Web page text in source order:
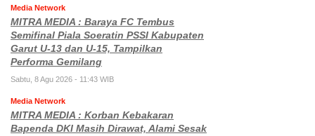
Media Network
MITRA MEDIA : Baraya FC Tembus
Semifinal Piala Soeratin PSSI Kabupaten
Garut U-13 dan U-15, Tampilkan
Performa Gemilang
Sabtu, 8 Agu 2026 - 11:43 WIB
Media Network
MITRA MEDIA : Korban Kebakaran
Bapenda DKI Masih Dirawat, Alami Sesak